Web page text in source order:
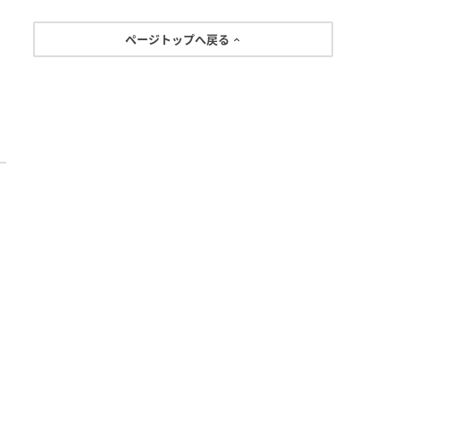
ページトップへ戻る